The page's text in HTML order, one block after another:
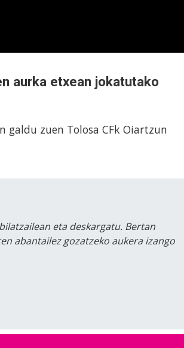
aurka etxean jokatutako
zuen Tolosa CFk Oiartzun
eta deskargatu. Bertan
abantailez gozatzeko aukera izango